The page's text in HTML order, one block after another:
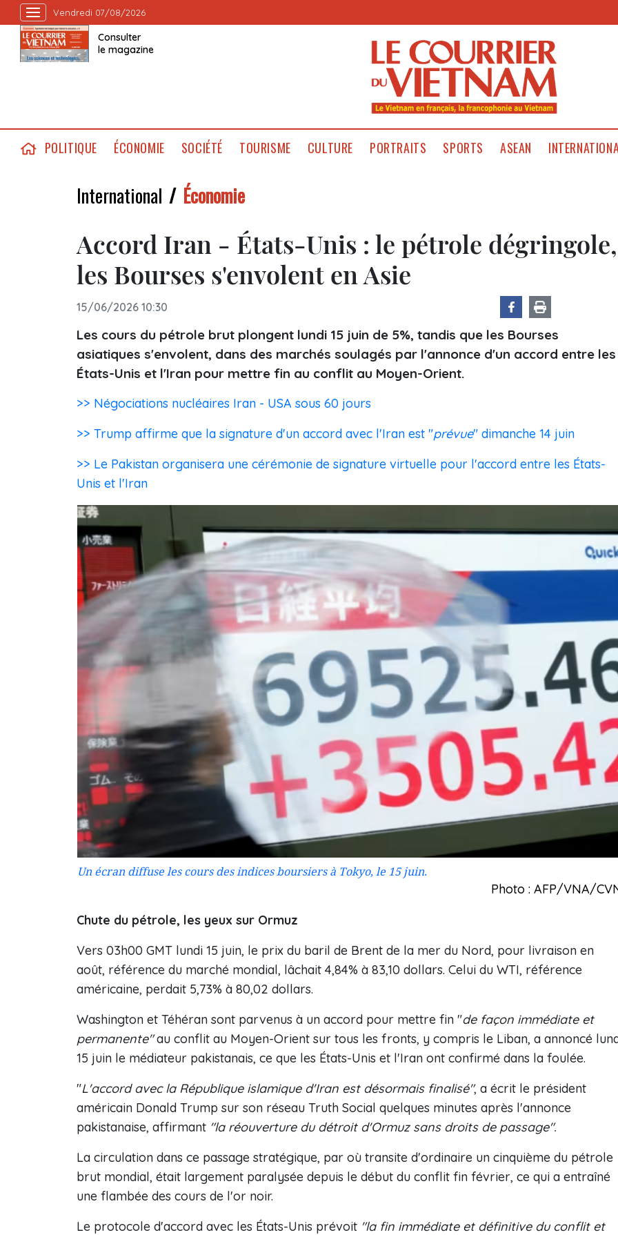
Vendredi 07/08/2026
Consulter
le magazine
POLITIQUE ÉCONOMIE SOCIÉTÉ TOURISME CULTURE PORTRAITS SPORTS ASEAN
International Économie
Accord Iran - États-Unis : le pétrole dégringole,
les Bourses s'envolent en Asie
15/06/2026 10:30
Les cours du pétrole brut plongent lundi 15 juin de 5%, tandis que les Bourses
asiatiques s'envolent, dans des marchés soulagés par l'annonce d'un accord entre les
États-Unis et l'Iran pour mettre fin au conflit au Moyen-Orient.
>> Négociations nucléaires Iran ‑ USA sous 60 jours
>> Trump affirme que la signature d'un accord avec l'Iran est "prévue" dimanche 14 juin
>> Le Pakistan organisera une cérémonie de signature virtuelle pour l'accord entre les États-
Unis et l'Iran
Un écran diffuse les cours des indices boursiers à Tokyo, le 15 juin.
Photo : AFP/VNA/
Chute du pétrole, les yeux sur Ormuz
Vers 03h00 GMT lundi 15 juin, le prix du baril de Brent de la mer du Nord, pour livraison en
août, référence du marché mondial, lâchait 4,84% à 83,10 dollars. Celui du WTI, référence
américaine, perdait 5,73% à 80,02 dollars.
Washington et Téhéran sont parvenus à un accord pour mettre fin "de façon immédiate et
permanente"au conflit au Moyen-Orient sur tous les fronts, y compris le Liban, a annoncé
15 juin le médiateur pakistanais, ce que les États-Unis et l'Iran ont confirmé dans la foulée.
"L'accord avec la République islamique d'Iran est désormais finalisé", a écrit le président
américain Donald Trump sur son réseau Truth Social quelques minutes après l'annonce
pakistanaise, affirmant "la réouverture du détroit d'Ormuz sans droits de passage".
La circulation dans ce passage stratégique, par où transite d'ordinaire un cinquième du pétrole
brut mondial, était largement paralysée depuis le début du conflit fin février, ce qui a entraîné
une flambée des cours de l'or noir.
Le protocole d'accord avec les États-Unis prévoit "la fin immédiate et définitive du conflit et